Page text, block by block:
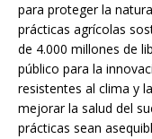
para proteger la
prácticas agrícolas
de 4.000 millones de
público para la
resistentes al clima y
mejorar la salud del
prácticas sean